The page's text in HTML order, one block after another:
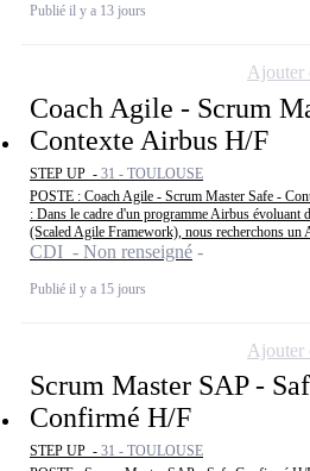
Publié il y a 13 jours
Coach Agile - Scrum
Contexte Airbus H/F
STEP UP - 31 - TOULOUSE
POSTE : Coach Agile - Scrum Master Safe -
: Dans le cadre d'un programme Airbus évoluant
(Scaled Agile Framework), nous recherchons un
CDI - Non renseigné
Publié il y a 15 jours
Ajouter
Scrum Master SAP -
Confirmé H/F
STEP UP - 31 - TOULOUSE
Ajouter